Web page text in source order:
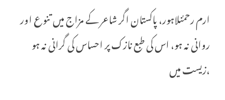
ارم رحمٰنلاہور، پاکستان اگر شاعر کے مزاج میں تنوع اور
روانی نہ ہو، اس کی طبع نازک پر احساس کی گرانی نہ ہو
،زیست میں